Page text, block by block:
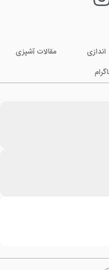
اندازی
مقالات آشپزی